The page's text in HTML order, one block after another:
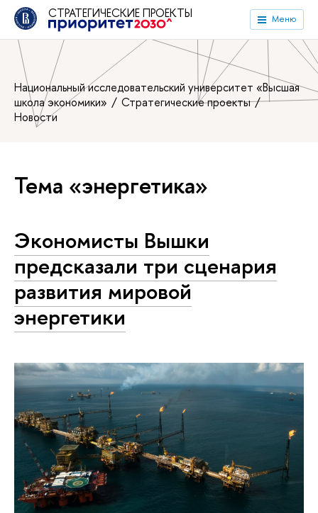
СТРАТЕГИЧЕСКИЕ ПРОЕКТЫ Меню
Национальный исследовательский университет «Высшая
школа экономики»
Стратегические проекты
Новости
Тема «энергетика»
Экономисты Вышки
предсказали три сценария
развития мировой
энергетики